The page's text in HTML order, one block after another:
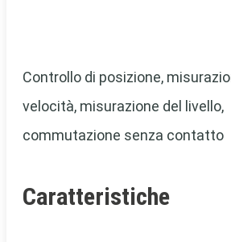
Controllo di posizione,
velocità, misurazione del livello,
commutazione senza contatto
Caratteristiche